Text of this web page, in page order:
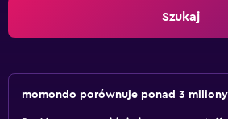
Szukaj
momondo porównuje ponad 3